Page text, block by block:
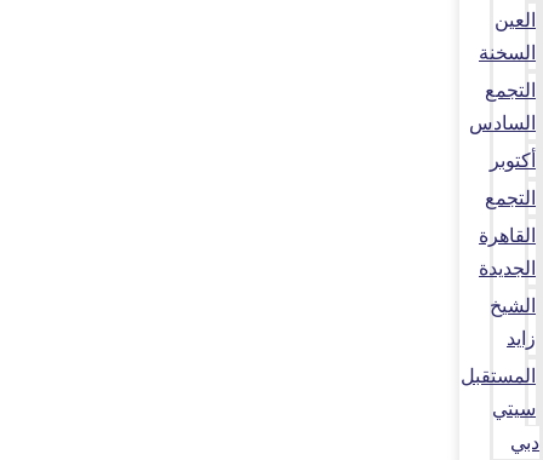
العين
السخنة
التجمع
السادس
أكتوبر
التجمع
القاهرة
الجديدة
الشيخ
زايد
المستقبل
سيتي
دبي